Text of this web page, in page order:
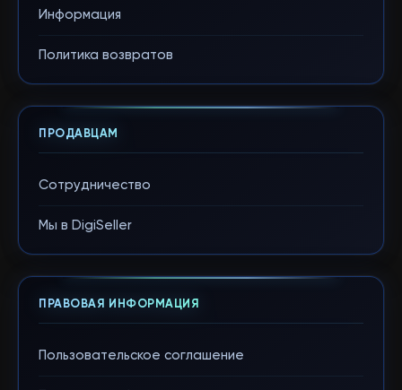
Информация
Политика возвратов
ПРОДАВЦАМ
Сотрудничество
Мы в DigiSeller
ПРАВОВАЯ ИНФОРМАЦИЯ
Пользовательское соглашение